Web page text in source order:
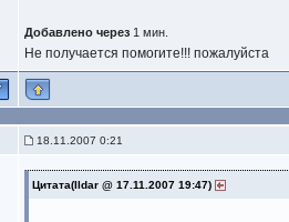
Добавлено через 1 мин.
Не получается помогите!!! пожалуйста
18.11.2007 0:21
Цитата(Ildar @ 17.11.2007 19:47)